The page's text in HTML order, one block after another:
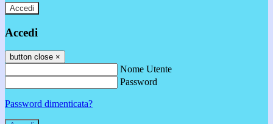
Accedi
Accedi
button close ×
Nome Utente
Password
Password dimenticata?